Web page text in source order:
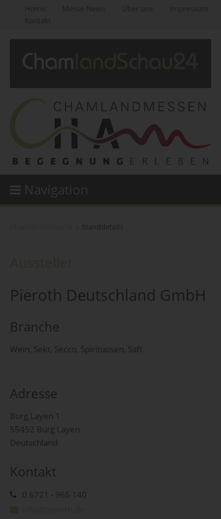
Navigation
Standdetails
Pieroth Deutschland GmbH
Branche
Wein, Sekt, Secco, Spirituosen, Saft
Adresse
Burg Layen 1
55452 Burg Layen
Deutschland
Kontakt
0 6721 - 965 140